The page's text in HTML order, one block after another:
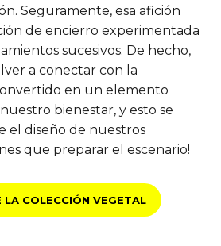
Seguramente, esa afición
de encierro experimentada
sucesivos. De hecho,
a conectar con la
en un elemento
bienestar, y esto se
el diseño de nuestros
que preparar el escenario!
LA COLECCIÓN VEGETAL